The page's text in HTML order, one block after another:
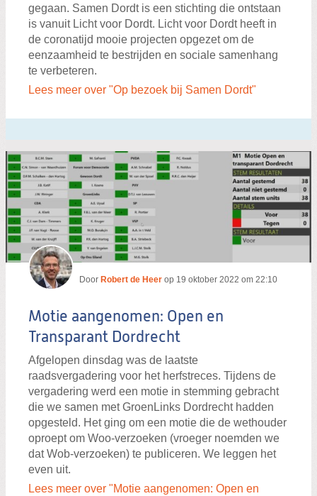
gegaan. Samen Dordt is een stichting die ontstaan
is vanuit Licht voor Dordt. Licht voor Dordt heeft in
de coronatijd mooie projecten opgezet om de
eenzaamheid te bestrijden en sociale samenhang
te verbeteren.
Lees meer over "Op bezoek bij Samen Dordt"
Door Robert de Heer op 19 oktober 2022 om 22:10
Motie aangenomen: Open en
Transparant Dordrecht
Afgelopen dinsdag was de laatste
raadsvergadering voor het herfstreces. Tijdens de
vergadering werd een motie in stemming gebracht
die we samen met GroenLinks Dordrecht hadden
opgesteld. Het ging om een motie die de wethouder
oproept om Woo-verzoeken (vroeger noemden we
dat Wob-verzoeken) te publiceren. We leggen het
even uit.
Lees meer over "Motie aangenomen: Open en